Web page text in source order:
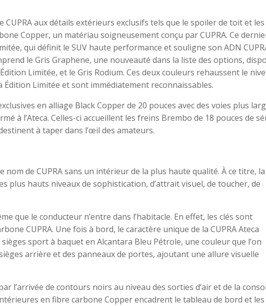
CUPRA aux détails extérieurs exclusifs tels que le spoiler de toit et les
Copper, un matériau soigneusement conçu par CUPRA. Ce
qui définit le SUV haute performance et souligne son ADN
le Gris Graphene, une nouveauté dans la liste des options,
Limitée, et le Gris Rodium. Ces deux couleurs rehaussent le
Édition Limitée et sont immédiatement reconnaissables.
en alliage Black Copper de 20 pouces avec des voies plus
à l’Ateca. Celles-ci accueillent les freins Brembo de 18 pouces de
à taper dans l’œil des amateurs.
de CUPRA sans un intérieur de la plus haute qualité. À ce titre, la
plus hauts niveaux de sophistication, d’attrait visuel, de toucher, de
que le conducteur n’entre dans l’habitacle. En effet, les clés sont
CUPRA. Une fois à bord, le caractère unique de la CUPRA Ateca
sport à baquet en Alcantara Bleu Pétrole, une couleur que l’on
arrière et des panneaux de portes, ajoutant une allure visuelle
l’arrivée de contours noirs au niveau des sorties d’air et de la
en fibre carbone Copper encadrent le tableau de bord et les